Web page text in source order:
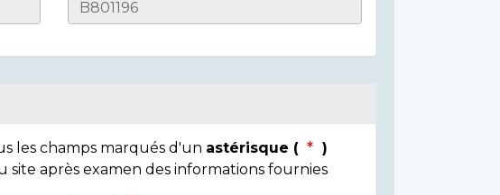
les champs marqués d'un astérisque (
)
après examen des informations fournies